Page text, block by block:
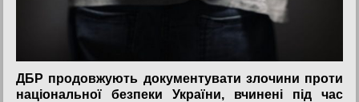
ДБР продовжують документувати злочини проти
національної безпеки України, вчинені під час